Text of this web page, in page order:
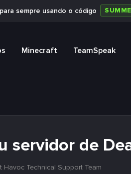
sempre usando o código
Minecraft TeamSpeak
servidor de
Havoc Technical Support Team